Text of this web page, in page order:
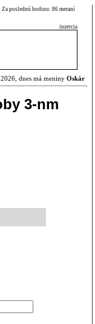
Za poslednú hodinu: 86 meraní
inzercia
dnes má meniny Oskár
3-nm